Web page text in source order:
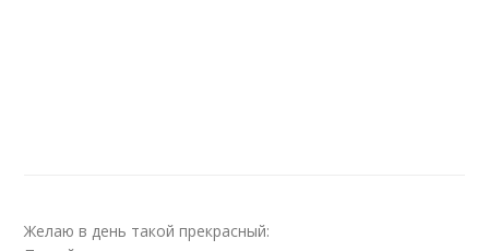
Желаю в день такой прекрасный: